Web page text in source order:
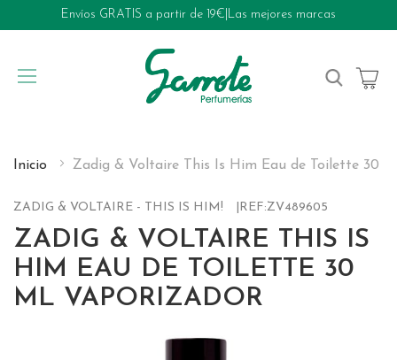
Envíos GRATIS a partir de 19€ Las mejores marcas
My Cart
Inicio Zadig & Voltaire This Is Him Eau de Toilette 30
ZADIG & VOLTAIRE - THIS IS HIM! REF:ZV489605
ZADIG & VOLTAIRE THIS IS
HIM EAU DE TOILETTE 30
ML VAPORIZADOR